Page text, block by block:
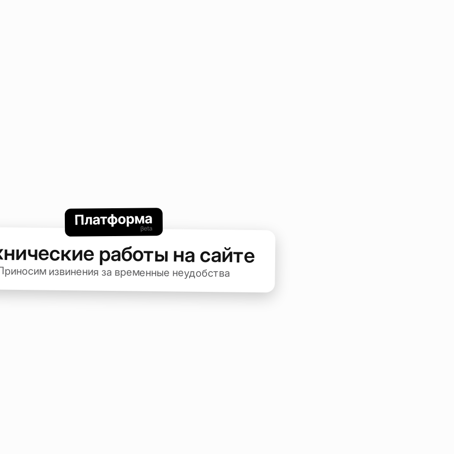
работы на сайте
извинения за временные неудобства